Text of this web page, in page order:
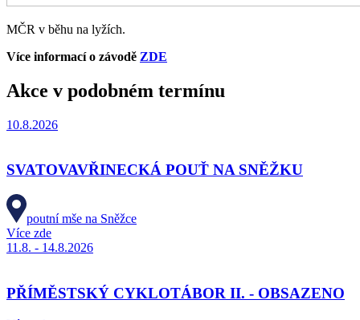
MČR v běhu na lyžích.
Více informací o závodě ZDE
Akce v podobném termínu
10.8.2026
SVATOVAVŘINECKÁ POUŤ NA SNĚŽKU
poutní mše na Sněžce
Více zde
11.8. - 14.8.2026
PŘÍMĚSTSKÝ CYKLOTÁBOR II. - OBSAZENO